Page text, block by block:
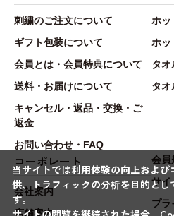
刺繍のご注文について
ギフト包装について
会員とは・会員特典について
送料・お届けについて
キャンセル・返品・交換・ご
返金
お問い合わせ・FAQ
ホッ
ホッ
タオ
タオ
コーポレート
会社案内
店舗案内
会員
サイ
プラ
当サイトでは利用体験の向上およ
供、トラフィックの分析を目的と
す。